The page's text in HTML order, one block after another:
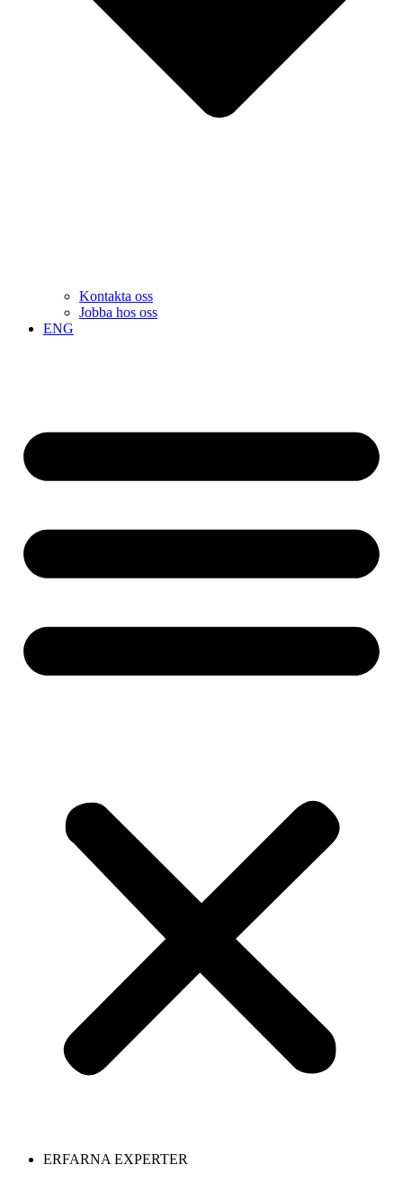
Kontakta oss
Jobba hos oss
ENG
ERFARNA EXPERTER